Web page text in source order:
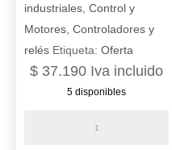
industriales Control y
Motores Controladores y
relés Etiqueta: Oferta
$ 37.190 Iva incluido
5 disponibles